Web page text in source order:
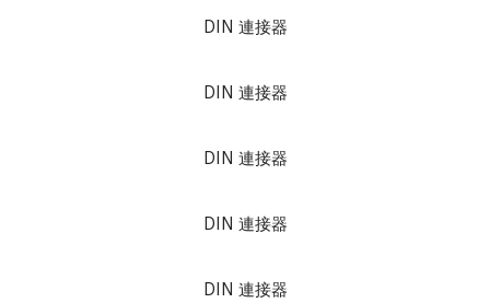
DIN 連接器
DIN 連接器
DIN 連接器
DIN 連接器
DIN 連接器